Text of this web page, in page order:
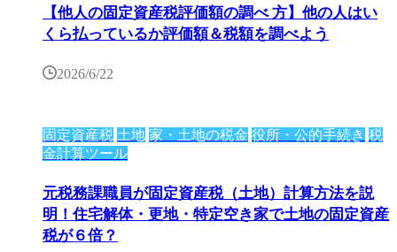
【他人の固定資産税評価額の調べ 方】他の人はい
くら払っているか評価額＆税額を調べよう
2026/6/22
固定資産税 土地 家・土地の税金 役所・公的手続き 税
金計算ツール
元税務課職員が固定資産税（土地）計算方法を説
明！住宅解体・更地・特定空き家で土地の固定資産
税が６倍？